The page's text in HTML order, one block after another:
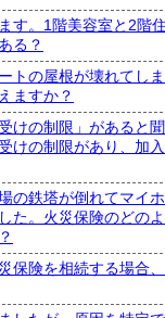
す。1階美容室と2階
る？
トの屋根が壊れてし
ますか？
けの制限」があると
けの制限があり、加
の鉄塔が倒れてマイ
た。火災保険のどの
保険を相続する場合